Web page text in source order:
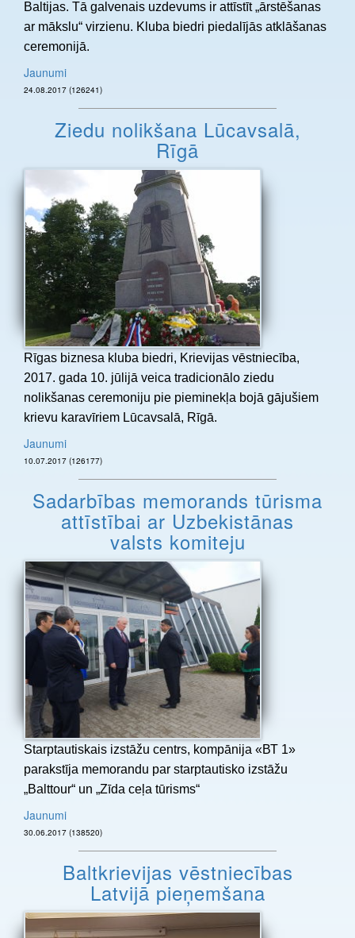
Baltijas. Tā galvenais uzdevums ir attīstīt „ārstēšanas
ar mākslu“ virzienu. Kluba biedri piedalījās atklāšanas
ceremonijā.
Jaunumi
24.08.2017 (126241)
Ziedu nolikšana Lūcavsalā,
Rīgā
Rīgas biznesa kluba biedri, Krievijas vēstniecība,
2017. gada 10. jūlijā veica tradicionālo ziedu
nolikšanas ceremoniju pie pieminekļa bojā gājušiem
krievu karavīriem Lūcavsalā, Rīgā.
Jaunumi
10.07.2017 (126177)
Sadarbības memorands tūrisma
attīstībai ar Uzbekistānas
valsts komiteju
Starptautiskais izstāžu centrs, kompānija «ВТ 1»
parakstīja memorandu par starptautisko izstāžu
„Balttour“ un „Zīda ceļa tūrisms“
Jaunumi
30.06.2017 (138520)
Baltkrievijas vēstniecības
Latvijā pieņemšana